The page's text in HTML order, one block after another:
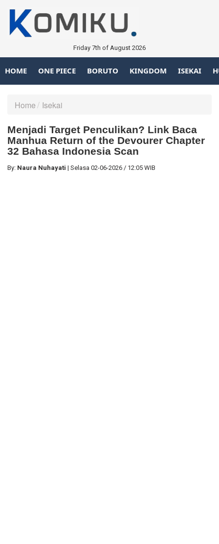
Friday 7th of August 2026
HOME ONE PIECE BORUTO KINGDOM ISEKAI
Home Isekai
Menjadi Target Penculikan? Link Baca
Manhua Return of the Devourer Chapter
32 Bahasa Indonesia Scan
By: Naura Nuhayati | Selasa 02-06-2026 / 12:05 WIB